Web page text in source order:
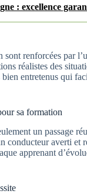
: excellence
renforcées par
réalistes des
entretenus qui
sa formation
un passage
conducteur averti et
apprenant